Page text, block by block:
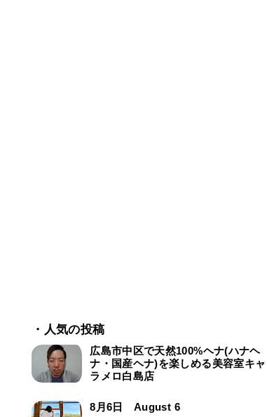
・人気の投稿
広島市中区で天然100%ヘナ(ハナヘ
ナ・国産ヘナ)を楽しめる美容室キャ
ラメロ白島店
8月6日 August 6